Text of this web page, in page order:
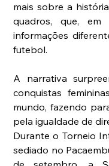
mais sobre a
quadros, que,
informações
futebol.
A narrativa
conquistas
mundo, fazendo
pela igualdade de
Durante o Torneio
sediado no